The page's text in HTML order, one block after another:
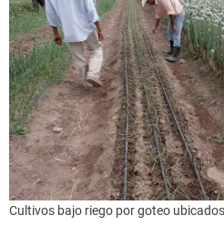
Cultivos bajo riego por goteo